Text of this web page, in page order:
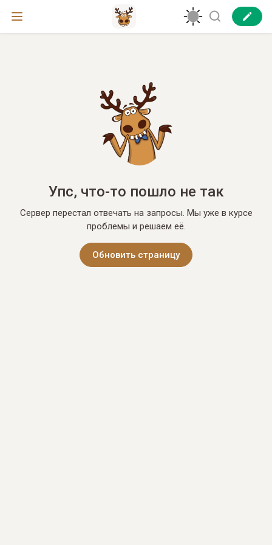
Упс, что-то пошло не так
Сервер перестал отвечать на запросы. Мы уже в курсе
проблемы и решаем её.
Обновить страницу